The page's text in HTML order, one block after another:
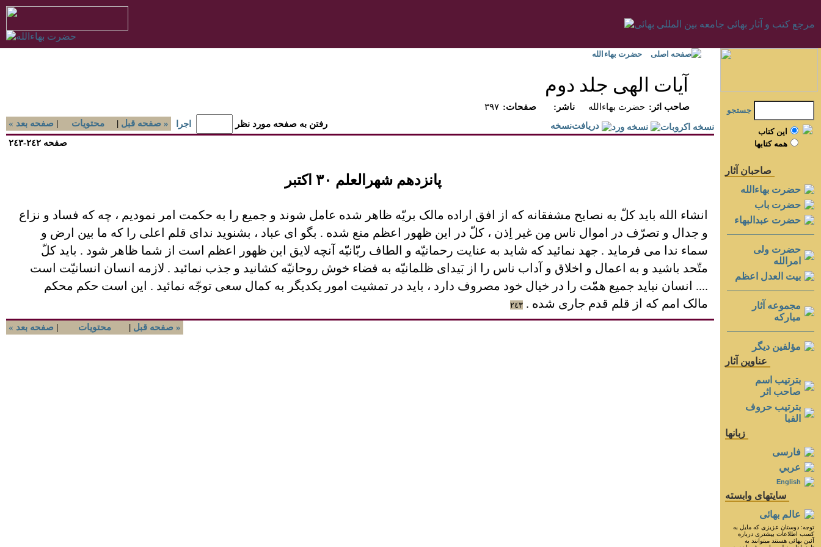
صفحه اصلی حضرت بهاءالله
آيات الهی جلد دوم
۳۹۷ :صفحات :ناشر حضرت بهاءالله
:صاحب اثر
« صفحه بعد | محتويات | صفحه قبل » رفتن به صفحه مورد نظر اجرا
پانزدهم شهرالعلم ٣٠ اکتبر
انشاء الله بايد کلّ به نصايح مشفقانه که از افق اراده مالک بريّه ظاهر شده عامل شوند و جميع را به حکمت امر نموديم ، چه که فساد و نزاع
و جدال و تصرّف در اموال ناس مِن غير اِذن ، کلّ در اين ظهور اعظم منع شده . بگو ای عباد ، بشنويد ندای قلم اعلی را که ما بين ارض و
سماء ندا می فرمايد . جهد نمائيد که شايد به عنايت رحمانيّه و الطاف ربّانيّه آنچه لايق اين ظهور اعظم است از شما ظاهر شود . بايد کلّ
متّحد باشيد و به اعمال و اخلاق و آداب ناس را از بَيدای ظلمانيّه به فضاء خوش روحانيّه کشانيد و جذب نمائيد . لازمه انسان انسانيّت است
.... انسان نبايد جميع همّت را در خيال خود مصروف دارد ، بايد در تمشيت امور يکديگر به کمال سعی توجّه نمائيد . اين است حکم محکم
مالک امم که از قلم قدم جاری شده . ٢٤٣
« صفحه بعد | محتويات | صفحه قبل »
جستجو
اين کتاب
همه کتابها
صاحبان آثار
حضرت بهاءالله
حضرت باب
حضرت عبدالبهاء
حضرت ولی
امرالله
بيت العدل اعظم
مجموعه آثار
مباركه
مؤلفين ديگر
عناوين آثار
بترتيب اسم
صاحب اثر
بترتيب حروف
الفبا
زبانها
فارسی
عربي
English
سايتهای وابسته
عالم بهائی
توجه: دوستان عزيزى كه مايل به
كسب اطلاعات بيشترى درباره
آئين بهائى هستند ميتوانند به